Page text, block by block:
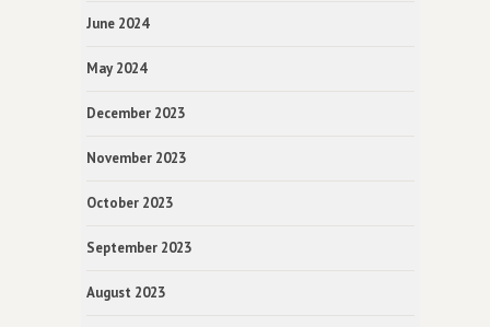
June 2024
May 2024
December 2023
November 2023
October 2023
September 2023
August 2023